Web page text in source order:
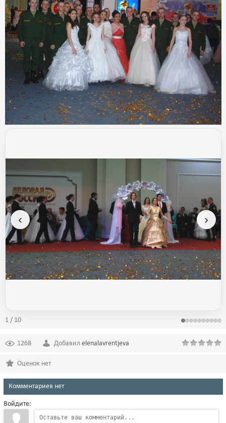
‹ ›
1 / 10
1268 Добавил elenalavrentjeva
Оценок нет
Комментариев нет
Войдите: